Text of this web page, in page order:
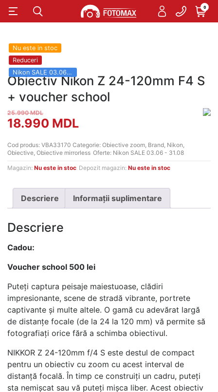
0
Nu este in stoc
Reduceri
Nikon SALE 03.06 - 31.08
Obiectiv Nikon Z 24-120mm F4 S
+ voucher school
25.990MDL
Prețul
inițial
a
25.990 MDL.
18.990 MDLPrețul
curent
este:
Cod produs: VBA33170 Categorie: Obiective zoom, Brand, Nikon,
Obiective, Obiective mirrorless Oferte: Nikon SALE 03.06 - 31.08
Magazin: Nu este in stoc Depozit magazin: Nu este in stoc
Descriere Informații suplimentare
Descriere
Cadou:
Voucher school 500 lei
Puteți captura peisaje maiestuoase, clădiri
impresionante, scene de stradă vibrante, portrete
captivante și multe altele. O gamă cu adevărat largă
de distanțe focale (de la 24 la 120 mm) vă permite să
fotografiați orice fără a schimba obiectivul.
NIKKOR Z 24-120mm f/4 S este destul de compact
pentru un obiectiv cu zoom cu acest interval de
distanță focală. În timp ce construiți un cadru, puteți
sta nemișcat sau vă puteți mișca liber. Acest obiectiv